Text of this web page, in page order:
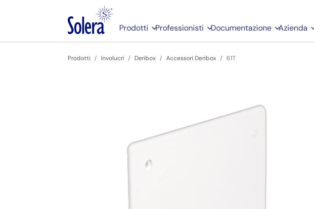
Prodotti Professionisti Documentazione Azienda
Prodotti Involucri Deribox Accessori Deribox 61T